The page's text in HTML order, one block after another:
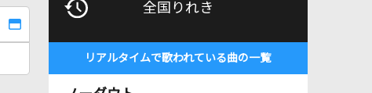
全国りれき
リアルタイムで歌われている曲の一覧